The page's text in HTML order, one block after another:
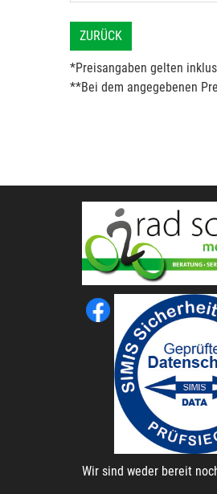
ZURÜCK
*Preisangaben gelten
**Bei dem angegebenen
Wir sind weder bereit